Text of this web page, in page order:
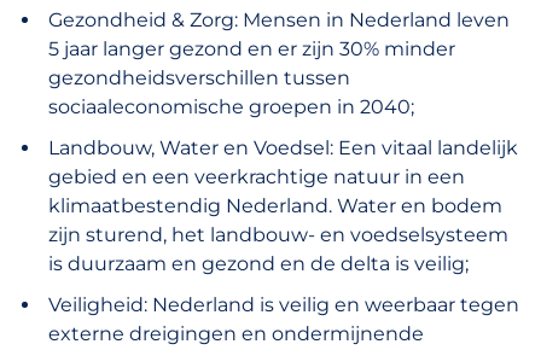
Gezondheid & Zorg: Mensen in Nederland leven
5 jaar langer gezond en er zijn 30% minder
gezondheidsverschillen tussen
sociaaleconomische groepen in 2040;
Landbouw, Water en Voedsel: Een vitaal landelijk
gebied en een veerkrachtige natuur in een
klimaatbestendig Nederland. Water en bodem
zijn sturend, het landbouw- en voedselsysteem
is duurzaam en gezond en de delta is veilig;
Veiligheid: Nederland is veilig en weerbaar tegen
externe dreigingen en ondermijnende